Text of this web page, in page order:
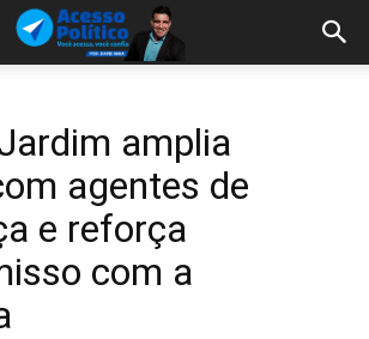
amplia
agentes de
e reforça
com a